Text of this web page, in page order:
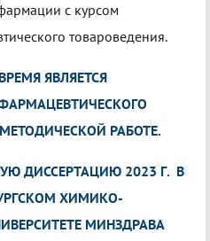
с курсом
товароведения.
ЯВЛЯЕТСЯ
РАБОТЕ.
ДИССЕРТАЦИЮ 2023 Г. В
ХИМИКО-
МИНЗДРАВА